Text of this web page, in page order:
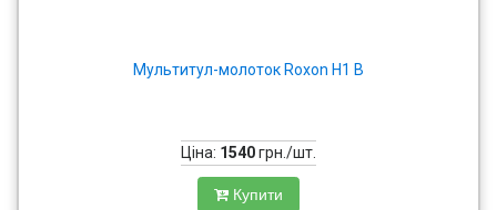
Мультитул-молоток Roxon H1 B
Ціна: 1540грн./шт.
Купити